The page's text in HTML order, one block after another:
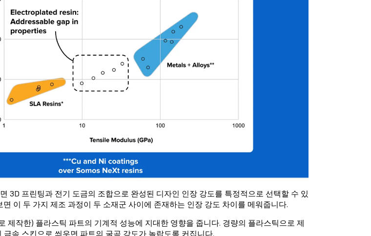
3D 프린팅과 전기 도금의 조합으로 완성된 디자인 인장 강도를 특정적으로 선택할 수 있
면 이 두 가지 제조 과정이 두 소재군 사이에 존재하는 인장 강도 차이를 메워줍니다.
제작한) 플라스틱 파트의 기계적 성능에 지대한 영향을 줍니다. 경량의 플라스틱으로 제
금속 스킨으로 씌우면 파트의 굴곡 강도가 놀랍도록 커집니다.